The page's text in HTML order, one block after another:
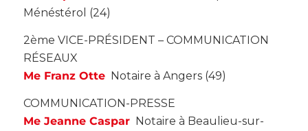
Ménéstérol (24)
2ème VICE-PRÉSIDENT – COMMUNICATION
RÉSEAUX
Me Franz OtteNotaire à Angers (49)
COMMUNICATION-PRESSE
Me Jeanne CasparNotaire à Beaulieu-sur-